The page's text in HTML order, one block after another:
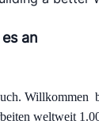
an
Willkommen
weltweit